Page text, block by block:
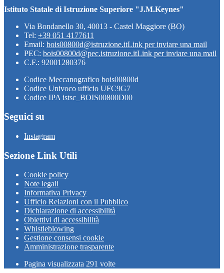
Istituto Statale di Istruzione Superiore "J.M.Keynes"
Via Bondanello 30, 40013 - Castel Maggiore (BO)
Tel: +39 051 4177611
Email: bois00800d@istruzione.itLink per inviare una mail
PEC: bois00800d@pec.istruzione.itLink per inviare una mail
C.F.: 92001280376
Codice Meccanografico bois00800d
Codice Univoco ufficio UFC9G7
Codice IPA istsc_BOIS00800D00
Seguici su
Instagram
Sezione Link Utili
Cookie policy
Note legali
Informativa Privacy
Ufficio Relazioni con il Pubblico
Dichiarazione di accessibilità
Obiettivi di accessibilità
Whistleblowing
Gestione consensi cookie
Amministrazione trasparente
Pagina visualizzata 291 volte